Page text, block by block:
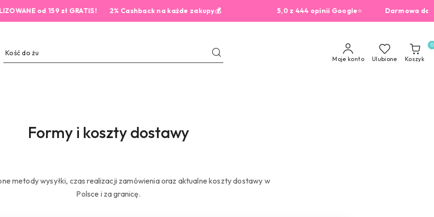
od 159 zł GRATIS! 2% Cashback na każde zakupy💰 5,0 z 444 opinii Google⭐ Darmowa
Moje konto Ulubione Koszyk
0
Formy i koszty dostawy
metody wysyłki, czas realizacji zamówienia oraz aktualne koszty dostawy w
Polsce i za granicę.